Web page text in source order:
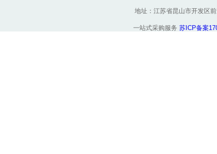
地址：江苏省昆山市开发区
一站式采购服务 苏ICP备案